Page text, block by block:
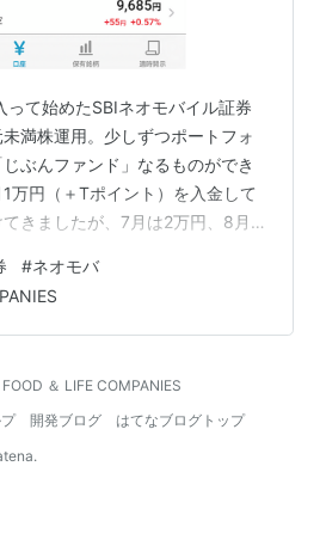
って始めたSBIネオモバイル証券
未満株運用。少しずつポートフォ
ぶんファンド」なるものができ
万円（＋Tポイント）を入金して
きましたが、7月は2万円、8月は
また、菅氏が自民党総裁選に不
への金融政策期待もあってか9月
手を緩めている所です。9月はま
ながら慎重に買いを進めていき
モバ運用方…
#ネオモバ
FOOD ＆ LIFE COMPANIES
開発ブログ
はてなブログトップ